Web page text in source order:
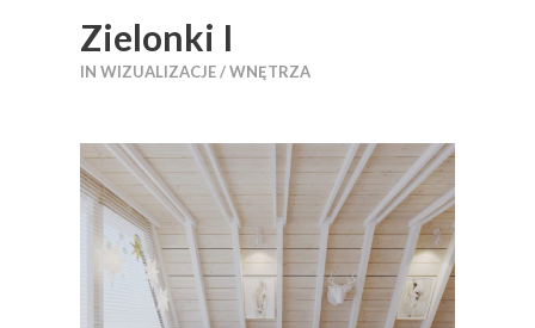
Zielonki I
IN WIZUALIZACJE / WNĘTRZA